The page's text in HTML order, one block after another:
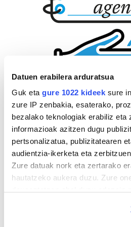
Datuen erabilera arduratsua
Guk eta gure 1022 kideek sure
zure IP zenbakia, esaterako,
bezalako teknologiak erabiliz eta
informazioak azitzen dugu
pertsonalizatua, publizitatearen
audientzia-ikerketa eta
Zure datuak nork eta zertarako
hautatzeko aukera duzu. Zure